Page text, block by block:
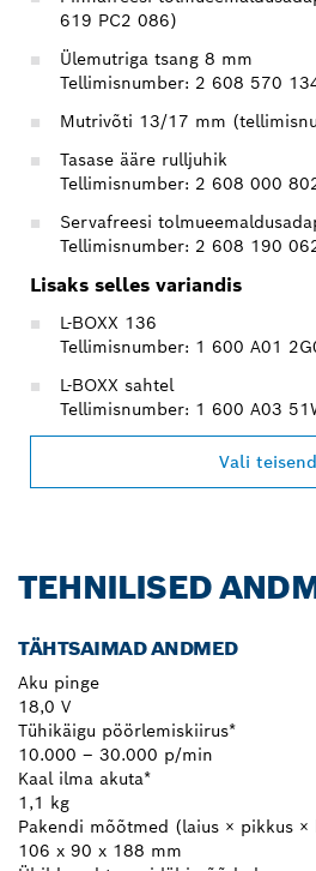
619 PC2 086)
Ülemutriga tsang 8 mm
Tellimisnumber: 2 608 570
Mutrivõti 13/17 mm
Tasase ääre rulljuhik
Tellimisnumber: 2 608 000
Servafreesi
Tellimisnumber: 2 608 190
Lisaks selles variandis
L-BOXX 136
Tellimisnumber: 1 600 A01
L-BOXX sahtel
Tellimisnumber: 1 600 A03
Vali teisend
TEHNILISED
TÄHTSAIMAD ANDMED
Aku pinge
18,0 V
Tühikäigu pöörlemiskiirus*
10.000 – 30.000 p/min
Kaal ilma akuta*
1,1 kg
Pakendi mõõtmed (laius × pikkus ×
106 x 90 x 188 mm